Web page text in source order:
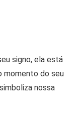
signo, ela está
momento do seu
nossa